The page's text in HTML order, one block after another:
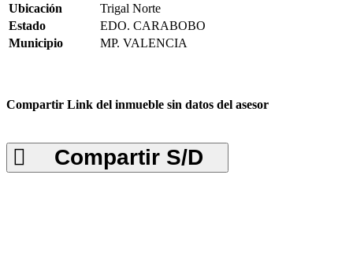
Ubicación
Trigal Norte
Estado
EDO. CARABOBO
Municipio
MP. VALENCIA
Compartir Link del inmueble sin datos del asesor
Compartir S/D